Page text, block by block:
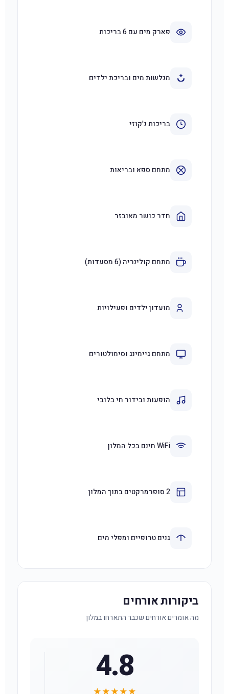
פארק מים עם 6 בריכות
מגלשות מים ובריכת ילדים
בריכות ג'קוזי
מתחם ספא ובריאות
חדר כושר מאובזר
מתחם קולינריה (6 מסעדות)
מועדון ילדים ופעילויות
מתחם גיימינג וסימולטורים
הופעות ובידור חי בלובי
WiFi חינם בכל המלון
2 סופרמרקטים בתוך המלון
גנים טרופיים ומפלי מים
ביקורות אורחים
מה אומרים אורחים שכבר התארחו במלון
4.8